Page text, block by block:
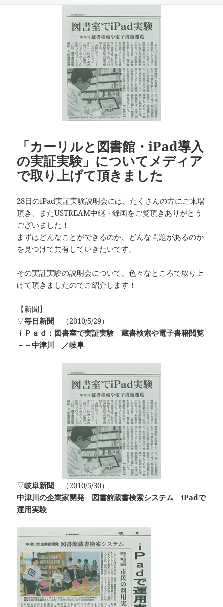
リ
ー
「カーリルと図書館・iPad導入
の実証実験」についてメディア
で取り上げて頂きました
28日のiPad実証実験説明会には、たくさんの方にご来場
頂き、またUSTREAM中継・録画をご覧頂きありがとう
ございました！
まずはどんなことができるのか、どんな問題があるのか
を見つけて共有していきたいです。
その実証実験の説明会について、色々なところで取り上
げて頂きましたのでご紹介します！
【新聞】
▽毎日新聞
（2010/5/29）
ｉＰａｄ：図書室で実証実験 蔵書検索や電子書籍閲覧
－－中津川 ／岐阜
▽岐阜新聞 （2010/5/30）
中津川の企業家開発 図書館蔵書検索システム iPadで
運用実験